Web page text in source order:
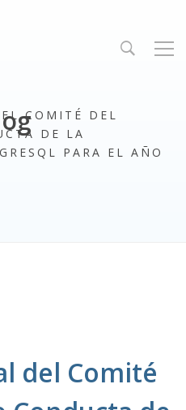
COMITÉ DEL
DE LA
PARA EL AÑO
del Comité